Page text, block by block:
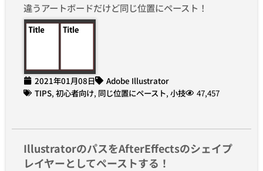
違うアートボードだけど同じ位置にペースト！
2021年01月08日
Adobe Illustrator
TIPS, 初心者向け, 同じ位置にペースト, 小技 47,457
IllustratorのパスをAfterEffectsのシェイプ
レイヤーとしてペーストする！